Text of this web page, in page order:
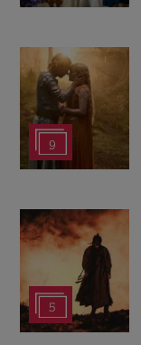
9
5